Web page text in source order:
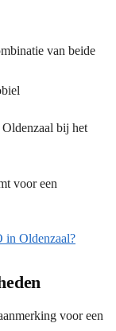
van beide
bij het
voor een
in Oldenzaal?
voor een